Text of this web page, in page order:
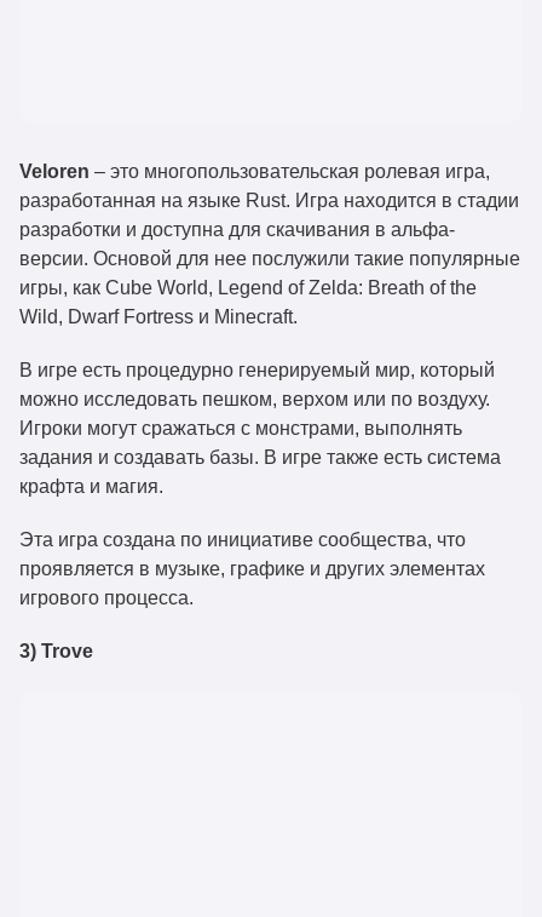
Veloren – это многопользовательская ролевая игра,
разработанная на языке Rust. Игра находится в стадии
разработки и доступна для скачивания в альфа-
версии. Основой для нее послужили такие популярные
игры, как Cube World, Legend of Zelda: Breath of the
Wild, Dwarf Fortress и Minecraft.
В игре есть процедурно генерируемый мир, который
можно исследовать пешком, верхом или по воздуху.
Игроки могут сражаться с монстрами, выполнять
задания и создавать базы. В игре также есть система
крафта и магия.
Эта игра создана по инициативе сообщества, что
проявляется в музыке, графике и других элементах
игрового процесса.
3) Trove